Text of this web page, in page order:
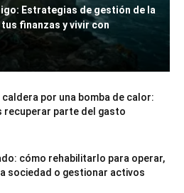
Estrategias de gestión de la
finanzas y vivir con
caldera por una bomba de calor:
recuperar parte del gasto
cómo rehabilitarlo para operar,
sociedad o gestionar activos